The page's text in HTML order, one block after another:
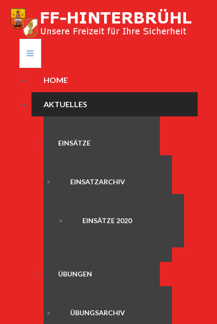
HOME
AKTUELLES
EINSÄTZE
EINSATZARCHIV
EINSÄTZE 2020
ÜBUNGEN
ÜBUNGSARCHIV